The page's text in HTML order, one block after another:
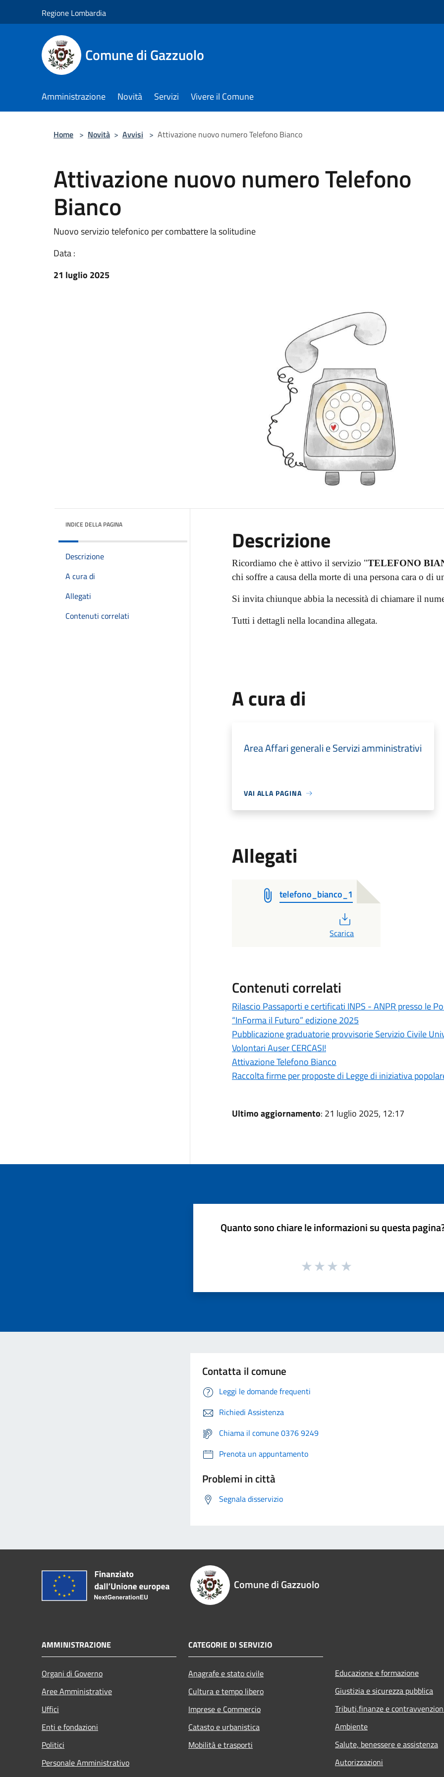
Regione Lombardia
Comune di Gazzuolo
Amministrazione Novità Servizi Vivere il Comune
Home > Novità > Avvisi > Attivazione nuovo numero Telefono Bianco
Attivazione nuovo numero Telefono
Bianco
Nuovo servizio telefonico per combattere la solitudine
Data :
21 luglio 2025
INDICE DELLA PAGINA
Descrizione
A cura di
Allegati
Contenuti correlati
Descrizione
Ricordiamo che è attivo il servizio "TELEFONO
chi soffre a causa della morte di una persona cara o di
Si invita chiunque abbia la necessità di chiamare il
Tutti i dettagli nella locandina allegata.
A cura di
Area Affari generali e Servizi amministrativi
VAI ALLA PAGINA
Allegati
telefono_bianco_1
Scarica
Contenuti correlati
Rilascio Passaporti e certificati INPS - ANPR presso le
“InForma il Futuro” edizione 2025
Pubblicazione graduatorie provvisorie Servizio Civile
Volontari Auser CERCASI!
Attivazione Telefono Bianco
Raccolta firme per proposte di Legge di iniziativa
Ultimo aggiornamento: 21 luglio 2025, 12:17
Quanto sono chiare le informazioni su questa
Contatta il comune
Leggi le domande frequenti
Richiedi Assistenza
Chiama il comune 0376 9249
Prenota un appuntamento
Problemi in città
Segnala disservizio
Comune di Gazzuolo
AMMINISTRAZIONE
Organi di Governo
Aree Amministrative
Uffici
Enti e fondazioni
Politici
Personale Amministrativo
CATEGORIE DI SERVIZIO
Anagrafe e stato civile
Cultura e tempo libero
Imprese e Commercio
Catasto e urbanistica
Mobilità e trasporti
Educazione e formazione
Giustizia e sicurezza pubblica
Tributi,finanze e
Ambiente
Salute, benessere e assistenza
Autorizzazioni